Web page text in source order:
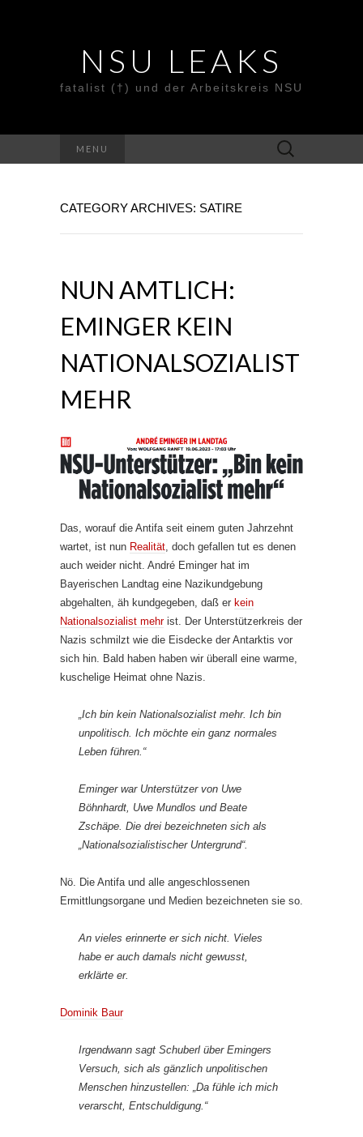
NSU LEAKS
fatalist (†) und der Arbeitskreis NSU
MENU
Suche
nach:
CATEGORY ARCHIVES: SATIRE
NUN AMTLICH:
EMINGER KEIN
NATIONALSOZIALIST
MEHR
Das, worauf die Antifa seit einem guten Jahrzehnt
wartet, ist nun Realität , doch gefallen tut es denen
auch weider nicht. André Eminger hat im
Bayerischen Landtag eine Nazikundgebung
abgehalten, äh kundgegeben, daß er kein
Nationalsozialist mehrist. Der Unterstützerkreis der
Nazis schmilzt wie die Eisdecke der Antarktis vor
sich hin. Bald haben haben wir überall eine warme,
kuschelige Heimat ohne Nazis.
„Ich bin kein Nationalsozialist mehr. Ich bin
unpolitisch. Ich möchte ein ganz normales
Leben führen.“
Eminger war Unterstützer von Uwe
Böhnhardt, Uwe Mundlos und Beate
Zschäpe. Die drei bezeichneten sich als
„Nationalsozialistischer Untergrund“.
Nö. Die Antifa und alle angeschlossenen
Ermittlungsorgane und Medien bezeichneten sie so.
An vieles erinnerte er sich nicht. Vieles
habe er auch damals nicht gewusst,
erklärte er.
Dominik Baur
Irgendwann sagt Schuberl über Emingers
Versuch, sich als gänzlich unpolitischen
Menschen hinzustellen: „Da fühle ich mich
verarscht, Entschuldigung.“